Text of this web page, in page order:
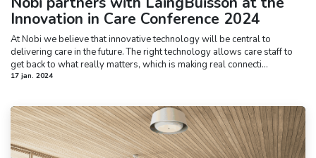
Innovation in Care Conference 2024
At Nobi we believe that innovative technology will be central to
delivering care in the future. The right technology allows care staff to
get back to what really matters, which is making real connecti...
17 jan. 2024